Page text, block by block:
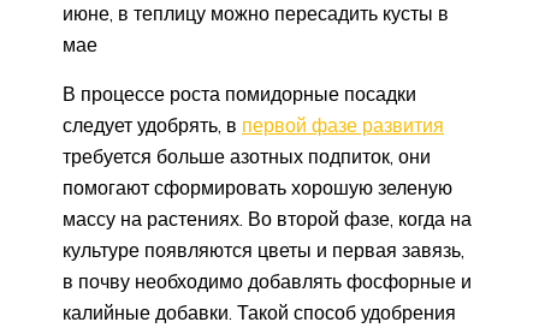
июне, в теплицу можно пересадить кусты в
мае
В процессе роста помидорные посадки
следует удобрять, в первой фазе развития
требуется больше азотных подпиток, они
помогают сформировать хорошую зеленую
массу на растениях. Во второй фазе, когда на
культуре появляются цветы и первая завязь,
в почву необходимо добавлять фосфорные и
калийные добавки. Такой способ удобрения